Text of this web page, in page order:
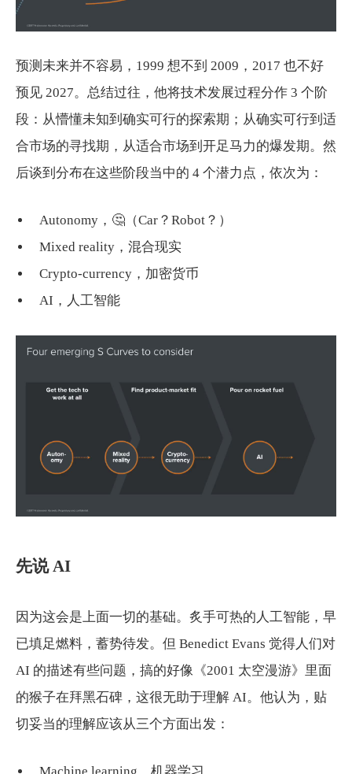
预测未来并不容易，1999 想不到 2009，2017 也不好
预见 2027。总结过往，他将技术发展过程分作 3 个阶
段：从懵懂未知到确实可行的探索期；从确实可行到适
合市场的寻找期，从适合市场到开足马力的爆发期。然
后谈到分布在这些阶段当中的 4 个潜力点，依次为：
Autonomy，🤔️（Car？Robot？）
Mixed reality，混合现实
Crypto-currency，加密货币
AI，人工智能
先说 AI
因为这会是上面一切的基础。炙手可热的人工智能，早
已填足燃料，蓄势待发。但 Benedict Evans 觉得人们对
AI 的描述有些问题，搞的好像《2001 太空漫游》里面
的猴子在拜黑石碑，这很无助于理解 AI。他认为，贴
切妥当的理解应该从三个方面出发：